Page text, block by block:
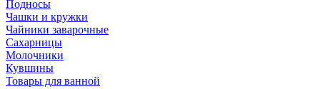
Подносы
Чашки и кружки
Чайники заварочные
Сахарницы
Молочники
Кувшины
Товары для ванной